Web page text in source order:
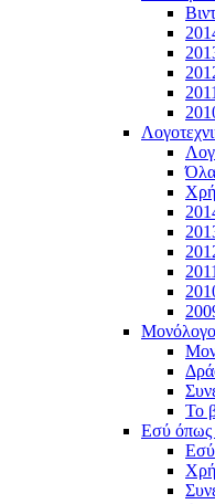
2011
Όλα
2011
To
Εσύ όπως